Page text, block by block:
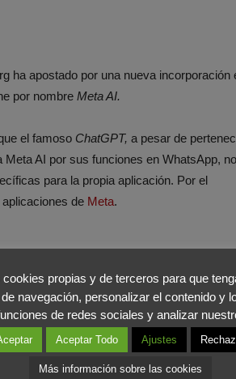
ha apostado por una nueva incorporación
por nombre Meta AI.
el famoso ChatGPT, a pesar de
AI por sus funciones en WhatsApp,
para la propia aplicación. Por el
de Meta.
con la pequeña diferencia de estar
el usuario no tendrá la necesidad de
tendrás que entrar en la aplicación de
propias y de terceros para que
navegación, personalizar el contenido y
de redes sociales y analizar
Aceptar Todo Ajustes
Más información sobre las cookies